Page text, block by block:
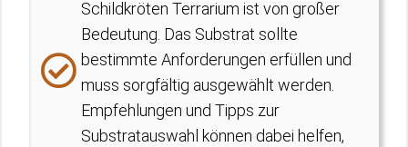
Schildkröten Terrarium ist von großer
Bedeutung. Das Substrat sollte
bestimmte Anforderungen erfüllen und
muss sorgfältig ausgewählt werden.
Empfehlungen und Tipps zur
Substratauswahl können dabei helfen,